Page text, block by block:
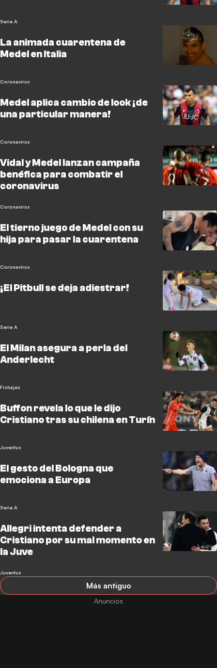
Serie A
La animada cuarentena de
Medel en Italia
Coronavirus
Medel aplica cambio de look ¡de
una particular manera!
Coronavirus
Vidal y Medel lanzan campaña
benéfica para combatir el
coronavirus
Coronavirus
El tierno juego de Medel con su
hija para pasar la cuarentena
Coronavirus
¡El Pitbull se deja adiestrar!
Serie A
El Milan asegura a perla del
Anderlecht
Fichajes
Buffon revela lo que le dijo
Cristiano tras su chilena en Turín
Juventus
El gesto del Bologna que
emociona a Europa
Serie A
Allegri intenta defender a
Cristiano por su mal momento en
la Juve
Juventus
Más antiguo